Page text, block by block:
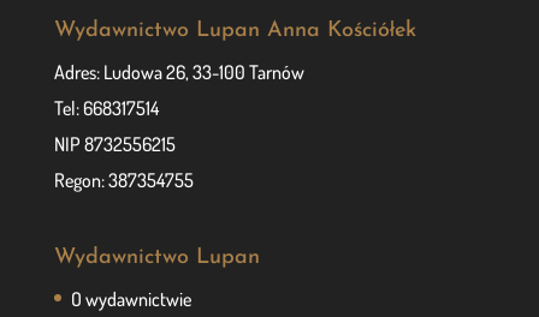
Wydawnictwo Lupan Anna Kościółek
Adres: Ludowa 26, 33-100 Tarnów
Tel: 668317514
NIP 8732556215
Regon: 387354755
Wydawnictwo Lupan
O wydawnictwie